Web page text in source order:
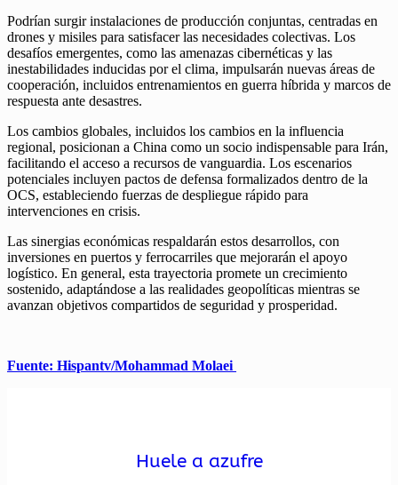
Podrían surgir instalaciones de producción conjuntas, centradas en
drones y misiles para satisfacer las necesidades colectivas. Los
desafíos emergentes, como las amenazas cibernéticas y las
inestabilidades inducidas por el clima, impulsarán nuevas áreas de
cooperación, incluidos entrenamientos en guerra híbrida y marcos de
respuesta ante desastres.
Los cambios globales, incluidos los cambios en la influencia
regional, posicionan a China como un socio indispensable para Irán,
facilitando el acceso a recursos de vanguardia. Los escenarios
potenciales incluyen pactos de defensa formalizados dentro de la
OCS, estableciendo fuerzas de despliegue rápido para
intervenciones en crisis.
Las sinergias económicas respaldarán estos desarrollos, con
inversiones en puertos y ferrocarriles que mejorarán el apoyo
logístico. En general, esta trayectoria promete un crecimiento
sostenido, adaptándose a las realidades geopolíticas mientras se
avanzan objetivos compartidos de seguridad y prosperidad.
Fuente: Hispantv/Mohammad Molaei
Huele a azufre